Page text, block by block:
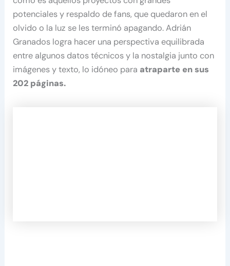
potenciales y respaldo de fans, que quedaron en el
olvido o la luz se les terminó apagando. Adrián
Granados logra hacer una perspectiva equilibrada
entre algunos datos técnicos y la nostalgia junto con
imágenes y texto, lo idóneo para atraparte en sus
202 páginas.